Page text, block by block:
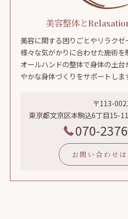
美容整体と
美容に関する困りごとやリラクゼ
様々な気がかりに合わせた施術を
オールハンドの整体で身体の土
やかな身体づくりをサポートしま
〒113-
東京都文京区本駒込6丁目15-
070-
お問い合わせは